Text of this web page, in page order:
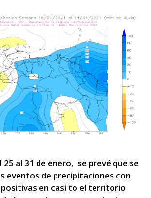
25 al 31 de enero, se prevé que se
eventos de precipitaciones con
en casi to el territorio